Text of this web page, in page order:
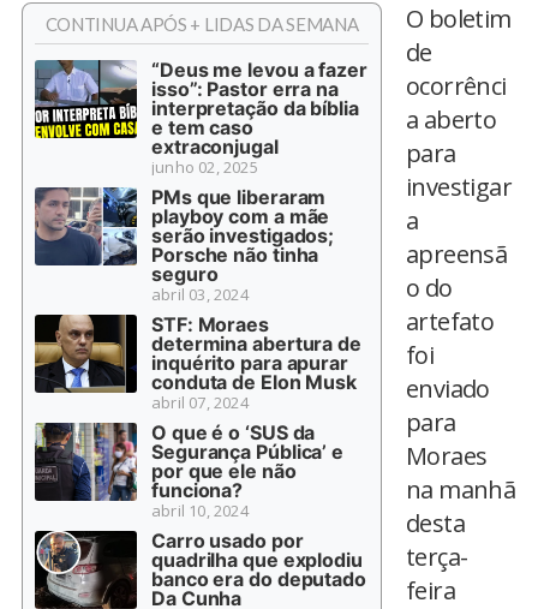
CONTINUA APÓS + LIDAS DA SEMANA
“Deus me levou a fazer
isso”: Pastor erra na
interpretação da bíblia
e tem caso
extraconjugal
junho 02, 2025
PMs que liberaram
playboy com a mãe
serão investigados;
Porsche não tinha
seguro
abril 03, 2024
STF: Moraes
determina abertura de
inquérito para apurar
conduta de Elon Musk
abril 07, 2024
O que é o ‘SUS da
Segurança Pública’ e
por que ele não
funciona?
abril 10, 2024
Carro usado por
quadrilha que explodiu
banco era do deputado
Da Cunha
O boletim
de
ocorrênci
a aberto
para
investigar
a
apreensã
o do
artefato
foi
enviado
para
Moraes
na manhã
desta
terça-
feira